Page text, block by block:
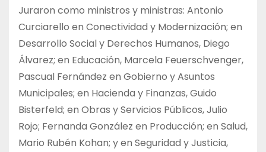
Juraron como ministros y ministras: Antonio
Curciarello en Conectividad y Modernización; en
Desarrollo Social y Derechos Humanos, Diego
Álvarez; en Educación, Marcela Feuerschvenger,
Pascual Fernández en Gobierno y Asuntos
Municipales; en Hacienda y Finanzas, Guido
Bisterfeld; en Obras y Servicios Públicos, Julio
Rojo; Fernanda González en Producción; en Salud,
Mario Rubén Kohan; y en Seguridad y Justicia,